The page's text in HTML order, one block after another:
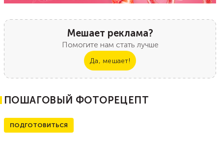
Мешает реклама?
Помогите нам стать лучше
Да, мешает!
ПОШАГОВЫЙ ФОТОРЕЦЕПТ
ПОДГОТОВИТЬСЯ